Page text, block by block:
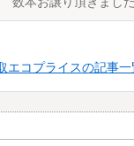
エコプライスの記事一